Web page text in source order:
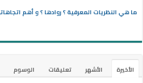
ما هي النظريات المعرفية ؟ روادها ؟ و أهم
الأخيرة الأشهر تعليقات
الوسوم